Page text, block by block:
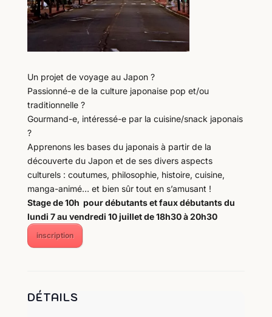
Un projet de voyage au Japon ?
Passionné-e de la culture japonaise pop et/ou
traditionnelle ?
Gourmand-e, intéressé-e par la cuisine/snack japonais
?
Apprenons les bases du japonais à partir de la
découverte du Japon et de ses divers aspects
culturels : coutumes, philosophie, histoire, cuisine,
manga-animé… et bien sûr tout en s’amusant !
Stage de 10h pour débutants et faux débutantsdu
lundi 7 au vendredi 10 juillet de 18h30 à 20h30
inscription
DÉTAILS